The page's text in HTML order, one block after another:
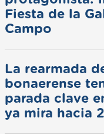
Fiesta de la
Campo
La rearmada
bonaerense
parada clave
ya mira hacia